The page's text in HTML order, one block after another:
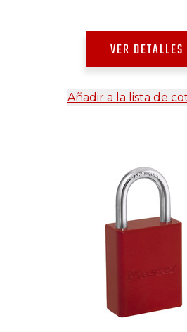
VER DETALLES
Añadir a la lista de